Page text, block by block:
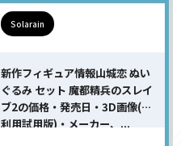
Solarain
新作フィギュア情報山城恋 ぬい
ぐるみ セット 魔都精兵のスレイ
ブ2の価格・発売日・3D画像(AI
利用試用版)・メーカー、...